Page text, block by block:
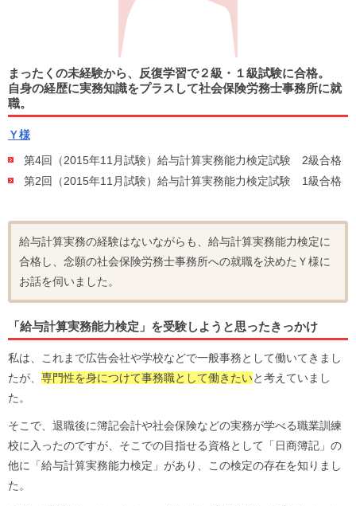
まったくの未経験から、反復学習で２級・１級試験に合格。
自身の経歴に実務知識をプラスして社会保険労務士事務所に就
職。
Ｙ様
第4回（2015年11月試験）給与計算実務能力検定試験 2級合格
第2回（2015年11月試験）給与計算実務能力検定試験 1級合格
給与計算実務の経験はないながらも、給与計算実務能力検定に
合格し、念願の社会保険労務士事務所への就職を決めたＹ様に
お話を伺いました。
「給与計算実務能力検定」を受験しようと思ったきっかけ
私は、これまで広告会社や学校などで一般事務として働いてきまし
たが、 専門性を身につけて事務職として働きたいと考えていまし
た。
そこで、退職後に簿記会計や社会保険などの実務が学べる職業訓練
校に入ったのですが、そこでの目指せる資格として「日商簿記」の
他に「給与計算実務能力検定」があり、この検定の存在を知りまし
た。